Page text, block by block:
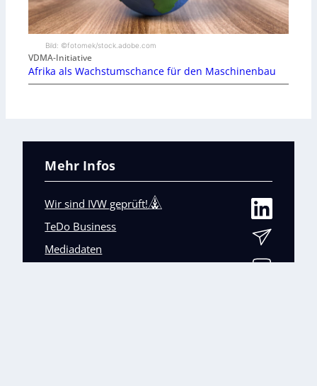
Bild: ©fotomek/stock.adobe.com
VDMA-Initiative
Afrika als Wachstumschance für den Maschinenbau
Mehr Infos
Wir sind IVW geprüft!
TeDo Business
Mediadaten